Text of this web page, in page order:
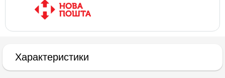
Характеристики